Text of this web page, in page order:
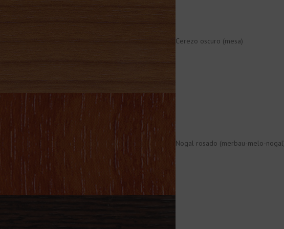
Cerezo oscuro (mesa)
Nogal rosado (merbau-melo-